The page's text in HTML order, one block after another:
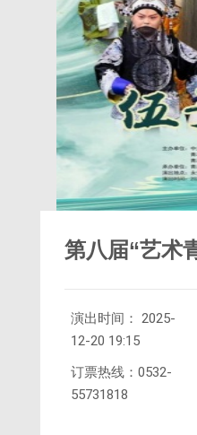
第八届“艺术
戏”京剧专场
胥》
演出时间： 2025-
12-20 19:15
订票热线：0532-
55731818